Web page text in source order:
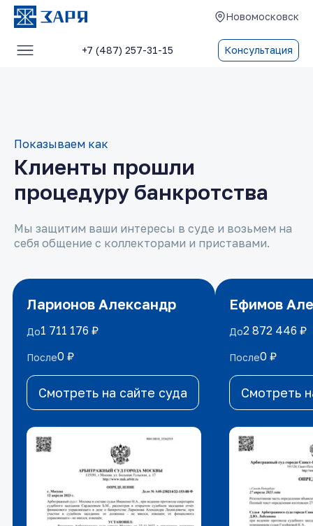
Новомосковск
+7 (487) 257-31-15 Консультация
Блог
Отзывы
Контакты
Показываем как
Клиенты прошли
процедуру банкротства
Мы защитим ваши интересы в суде и возьмем на
себя общение с коллекторами и приставами.
Ларионов Александр
До1 711 176 ₽
После0 ₽
Смотреть на сайте суда
Ефимов
До2 872 446 ₽
После0 ₽
Смотреть
Ларионов Александр
До1 711 176 ₽
После0 ₽
Смотреть на сайте суда
Ефимов
До2 872 446 ₽
После0 ₽
Смотреть